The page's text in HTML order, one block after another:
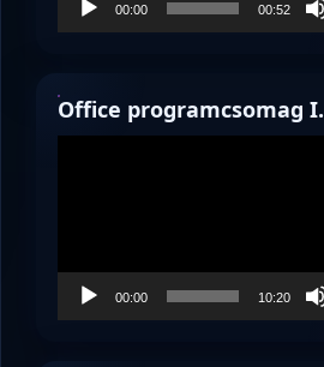
00:00 00:52
Office programcsomag I.
00:00 10:20